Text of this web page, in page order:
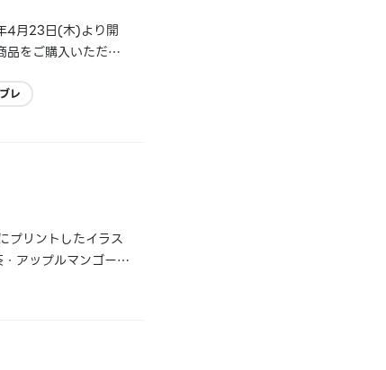
4月23日(木)より開
品をご購入いただい
レ
プリントしたイラス
アップルマンゴーそ